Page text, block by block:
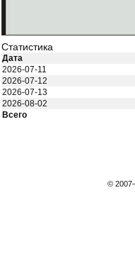
Статистика
Дата
2026-07-11
2026-07-12
2026-07-13
2026-08-02
Всего
©